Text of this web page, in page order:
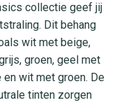
collectie geef jij
Dit behang
wit met beige,
groen, geel met
wit met groen. De
tinten zorgen